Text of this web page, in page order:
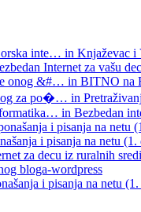
inte… in Knjaževac i
Internet za vašu
onog &#… in BITNO na
za po�… in
in Bezbedan
i pisanja na netu
i pisanja na netu
za decu iz ruralnih
bloga-wordpress
i pisanja na netu